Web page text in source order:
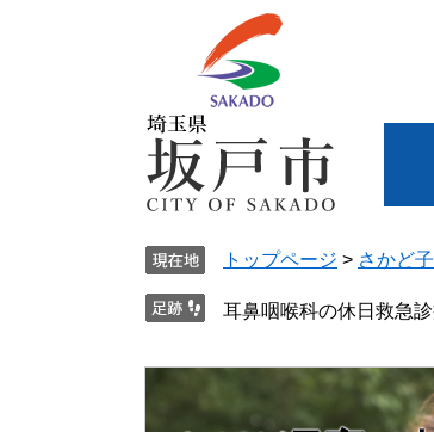
トップページ > さかど
耳鼻咽喉科の休日救急